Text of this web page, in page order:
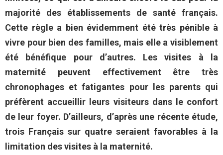
majorité des établissements de santé français.
Cette règle a bien évidemment été très pénible à
vivre pour bien des familles, mais elle a visiblement
été bénéfique pour d’autres. Les visites à la
maternité peuvent effectivement être très
chronophages et fatigantes pour les parents qui
préfèrent accueillir leurs visiteurs dans le confort
de leur foyer. D’ailleurs, d’après une récente étude,
trois Français sur quatre seraient favorables à la
limitation des visites à la maternité.